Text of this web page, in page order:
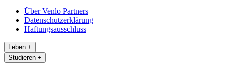
Über Venlo Partners
Datenschutzerklärung
Haftungsausschluss
Leben +
Studieren +